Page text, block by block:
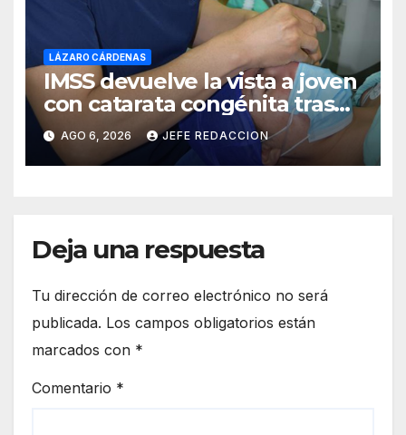
LÁZARO CÁRDENAS
IMSS devuelve la vista a joven
con catarata congénita tras
23 años de limitación visual
AGO 6, 2026 JEFE REDACCION
Deja una respuesta
Tu dirección de correo electrónico no será
publicada. Los campos obligatorios están
marcados con *
Comentario *